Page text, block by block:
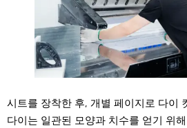
시트를 장착한 후, 개별 페이지로 다이
다이는 일관된 모양과 치수를 얻기 위